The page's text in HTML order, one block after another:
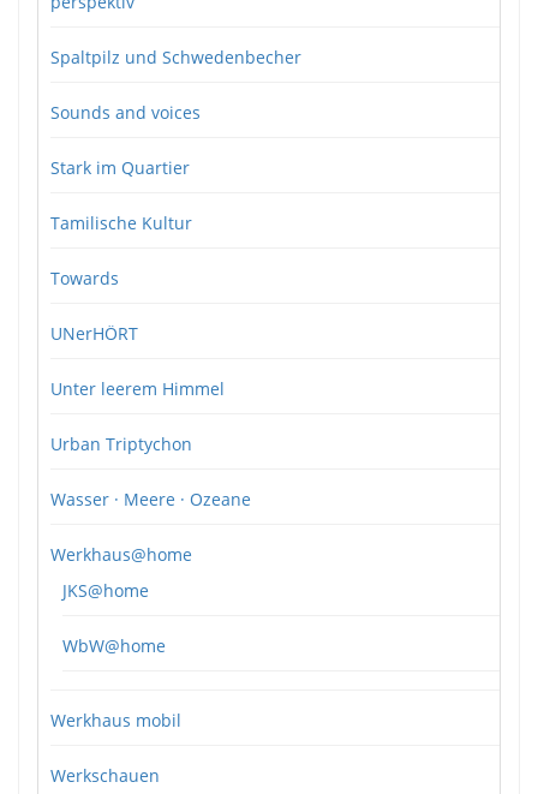
Spaltpilz und Schwedenbecher
Sounds and voices
Stark im Quartier
Tamilische Kultur
Towards
UNerHÖRT
Unter leerem Himmel
Urban Triptychon
Wasser · Meere · Ozeane
Werkhaus@home
JKS@home
WbW@home
Werkhaus mobil
Werkschauen